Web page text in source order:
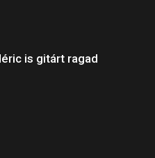
is gitárt ragad